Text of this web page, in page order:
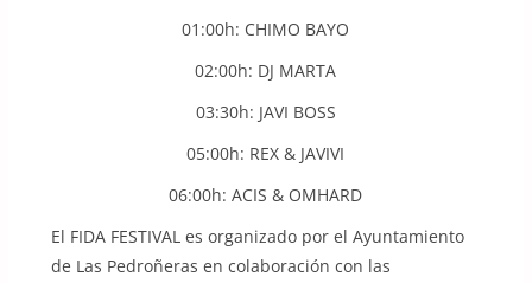
01:00h: CHIMO BAYO
02:00h: DJ MARTA
03:30h: JAVI BOSS
05:00h: REX & JAVIVI
06:00h: ACIS & OMHARD
El FIDA FESTIVAL es organizado por el Ayuntamiento
de Las Pedroñeras en colaboración con las